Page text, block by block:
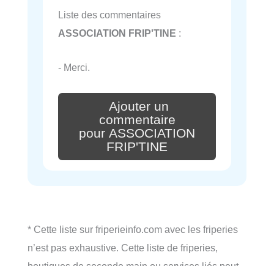
Liste des commentaires
ASSOCIATION FRIP'TINE :
- Merci.
Ajouter un
commentaire
pour ASSOCIATION
FRIP'TINE
* Cette liste sur friperieinfo.com avec les friperies
n’est pas exhaustive. Cette liste de friperies,